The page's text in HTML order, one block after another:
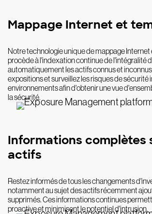
Mappage Internet et
Notre technologie unique de mappage
procède à l'indexation continue de l'intégralité
automatiquement les actifs connus et
expositions et surveillez les risques de sécurité
environnements afin d'obtenir une vue
la sécurité.
Informations complètes
actifs
Restez informés de tous les changements
notamment au sujet des actifs récemment
supprimés. Ces informations continues
proactive et minimisent le potentiel d'intrusion.